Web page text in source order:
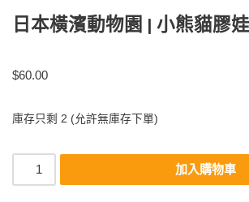
日本橫濱動物園 | 小熊貓膠
$60.00
庫存只剩 2 (允許無庫存下單)
加入購物車